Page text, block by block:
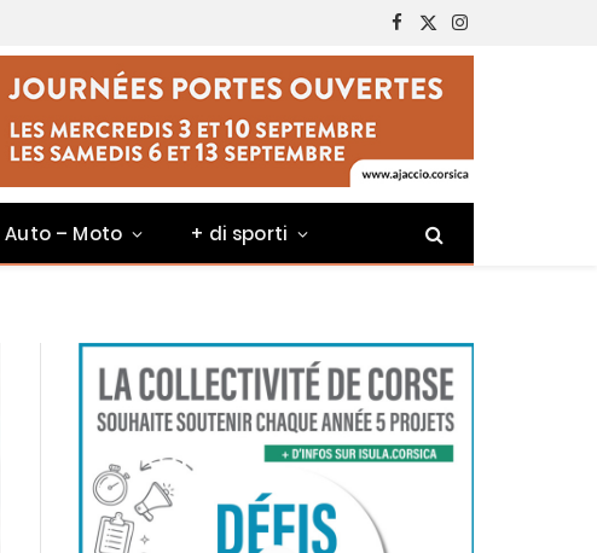
Facebook
X
(Twitter)
Instagram
Auto – Moto + di sporti